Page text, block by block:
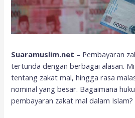
Suaramuslim.net – Pembayaran
tertunda dengan berbagai alasan.
tentang zakat mal, hingga rasa
nominal yang besar. Bagaimana
pembayaran zakat mal dalam Islam?